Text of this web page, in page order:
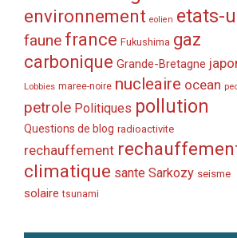
environnement eolien etats-
faune france Fukushima gaz
carbonique Grande-Bretagne
Lobbies maree-noire nucleaire ocean
petrole Politiques pollution
Questions de blog radioactivite
rechauffement
climatique sante Sarkozy seisme
solaire tsunami